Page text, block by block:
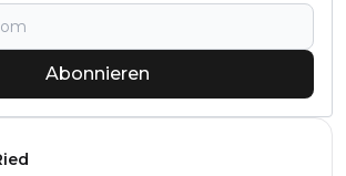
Abonnieren